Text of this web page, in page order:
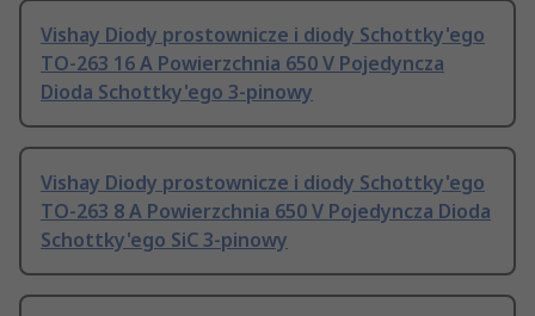
Vishay Diody prostownicze i diody Schottky'ego
TO-263 16 A Powierzchnia 650 V Pojedyncza
Dioda Schottky'ego 3-pinowy
Vishay Diody prostownicze i diody Schottky'ego
TO-263 8 A Powierzchnia 650 V Pojedyncza Dioda
Schottky'ego SiC 3-pinowy